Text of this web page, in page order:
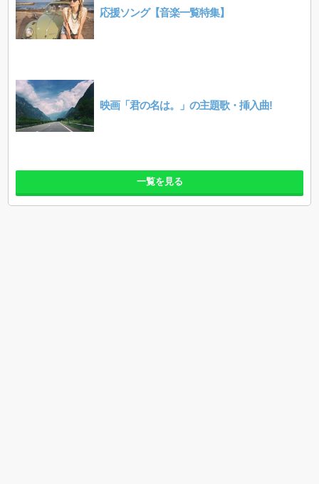
応援ソング【音楽一覧特集】
映画「君の名は。」の主題歌・挿入曲!
一覧を見る